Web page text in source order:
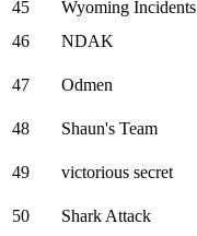
45
Wyoming Incidents
46
NDAK
47
Odmen
48
Shaun's Team
49
victorious secret
50
Shark Attack